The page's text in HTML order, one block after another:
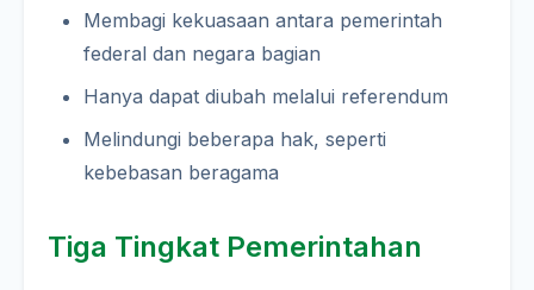
Membagi kekuasaan antara pemerintah
federal dan negara bagian
Hanya dapat diubah melalui referendum
Melindungi beberapa hak, seperti
kebebasan beragama
Tiga Tingkat Pemerintahan